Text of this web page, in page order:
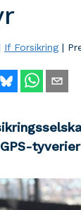
If Forsikring |